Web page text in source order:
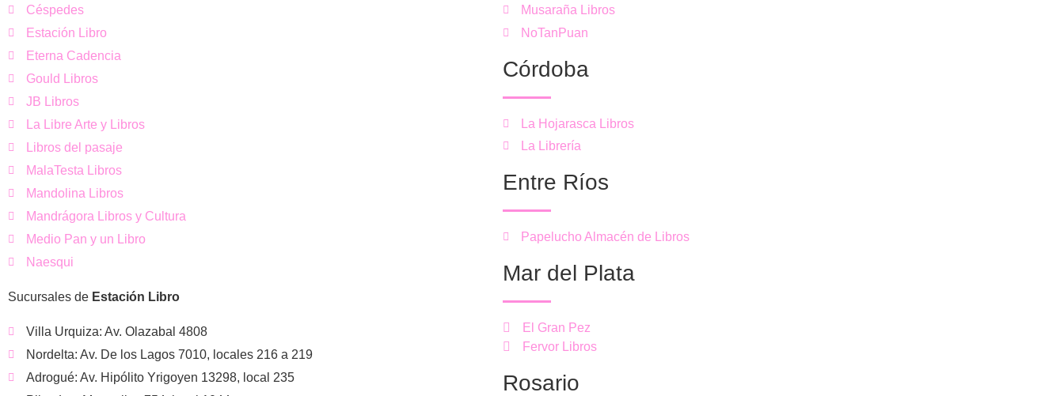
Céspedes
Estación Libro
Eterna Cadencia
Gould Libros
JB Libros
La Libre Arte y Libros
Libros del pasaje
MalaTesta Libros
Mandolina Libros
Mandrágora Libros y Cultura
Medio Pan y un Libro
Naesqui
Sucursales de Estación Libro
Villa Urquiza: Av. Olazabal 4808
Nordelta: Av. De los Lagos 7010, locales 216 a 219
Adrogué: Av. Hipólito Yrigoyen 13298, local 235
Musaraña Libros
NoTanPuan
Córdoba
La Hojarasca Libros
La Librería
Entre Ríos
Papelucho Almacén de Libros
Mar del Plata
El Gran Pez
Fervor Libros
Rosario